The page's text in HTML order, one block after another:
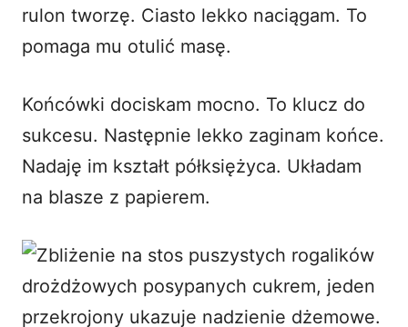
rulon tworzę. Ciasto lekko naciągam. To
pomaga mu otulić masę.
Końcówki dociskam mocno. To klucz do
sukcesu. Następnie lekko zaginam końce.
Nadaję im kształt półksiężyca. Układam
na blasze z papierem.